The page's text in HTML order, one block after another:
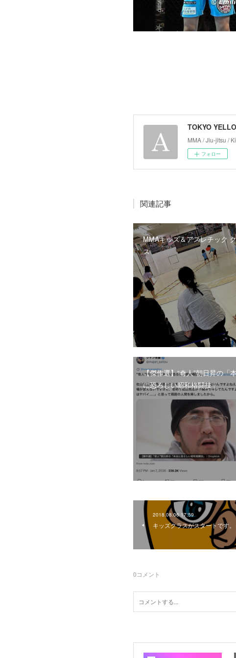
TOKYO
MMA / Jiu-jitsu /
フォロー
関連記事
MMAキッズ＆アスレチック
ス
【傑作選】“奇人”朝日昇の「
に恐ろしい昭和格闘技」
2018.08.06 17:59
キッズクラスがスタートです。
0コメント